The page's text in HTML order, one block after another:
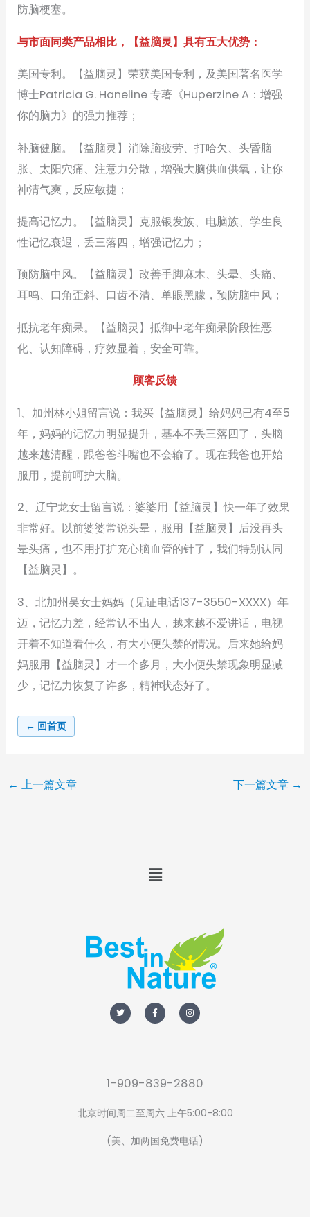
防脑梗塞。
与市面同类产品相比，【益脑灵】具有五大优势：
美国专利。【益脑灵】荣获美国专利，及美国著名医学
博士Patricia G. Haneline 专著《Huperzine A：增强
你的脑力》的强力推荐；
补脑健脑。【益脑灵】消除脑疲劳、打哈欠、头昏脑
胀、太阳穴痛、注意力分散，增强大脑供血供氧，让你
神清气爽，反应敏捷；
提高记忆力。【益脑灵】克服银发族、电脑族、学生良
性记忆衰退，丢三落四，增强记忆力；
预防脑中风。【益脑灵】改善手脚麻木、头晕、头痛、
耳鸣、口角歪斜、口齿不清、单眼黑朦，预防脑中风；
抵抗老年痴呆。【益脑灵】抵御中老年痴呆阶段性恶
化、认知障碍，疗效显着，安全可靠。
顾客反馈
1、加州林小姐留言说：我买【益脑灵】给妈妈已有4至5
年，妈妈的记忆力明显提升，基本不丢三落四了，头脑
越来越清醒，跟爸爸斗嘴也不会输了。现在我爸也开始
服用，提前呵护大脑。
2、辽宁龙女士留言说：婆婆用【益脑灵】快一年了效果
非常好。以前婆婆常说头晕，服用【益脑灵】后没再头
晕头痛，也不用打扩充心脑血管的针了，我们特别认同
【益脑灵】。
3、北加州吴女士妈妈（见证电话137-3550-XXXX）年
迈，记忆力差，经常认不出人，越来越不爱讲话，电视
开着不知道看什么，有大小便失禁的情况。后来她给妈
妈服用【益脑灵】才一个多月，大小便失禁现象明显减
少，记忆力恢复了许多，精神状态好了。
← 回首页
← 上一篇文章 下一篇文章 →
Menu
w
i
t
a
c
e
n
s
t
1-909-839-2880
北京时间周二至周六 上午5:00-8:00
(美、加两国免费电话)